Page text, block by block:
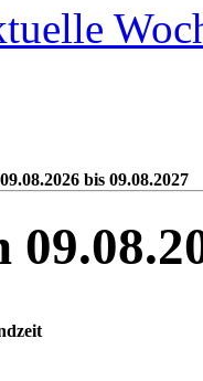
bis 09.08.2027